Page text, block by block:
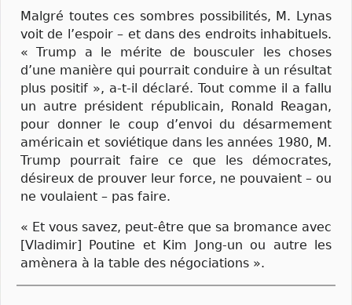
Malgré toutes ces sombres possibilités, M. Lynas
voit de l’espoir – et dans des endroits inhabituels.
« Trump a le mérite de bousculer les choses
d’une manière qui pourrait conduire à un résultat
plus positif », a-t-il déclaré. Tout comme il a fallu
un autre président républicain, Ronald Reagan,
pour donner le coup d’envoi du désarmement
américain et soviétique dans les années 1980, M.
Trump pourrait faire ce que les démocrates,
désireux de prouver leur force, ne pouvaient – ou
ne voulaient – pas faire.
« Et vous savez, peut-être que sa bromance avec
[Vladimir] Poutine et Kim Jong-un ou autre les
amènera à la table des négociations ».